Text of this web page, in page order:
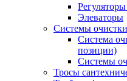
Элеваторы
Системы
Система
позиции)
Системы
Тросы